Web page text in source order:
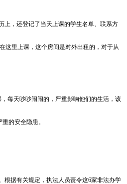
，还登记了当天上课的学生名单、联系方
里上课，这个房间是对外出租的，对于从
每天吵吵闹闹的，严重影响他们的生活，该
的安全隐患。
据有关规定，执法人员责令这6家非法办学